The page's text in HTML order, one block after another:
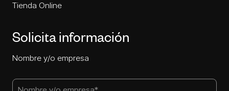
Tienda Online
Solicita información
Nombre y/o empresa